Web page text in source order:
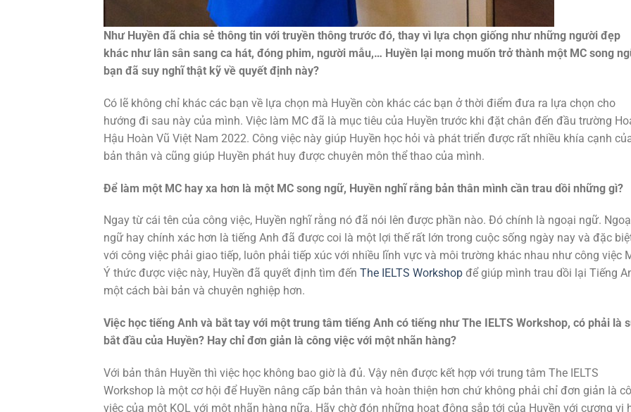
Như Huyền đã chia sẻ thông tin với truyền thông trước đó, thay vì lựa chọn giống như những người đẹp
khác như lân sân sang ca hát, đóng phim, người mẫu,… Huyền lại mong muốn trở thành một MC song
bạn đã suy nghĩ thật kỹ về quyết định này?
Có lẽ không chỉ khác các bạn về lựa chọn mà Huyền còn khác các bạn ở thời điểm đưa ra lựa chọn cho
hướng đi sau này của mình. Việc làm MC đã là mục tiêu của Huyền trước khi đặt chân đến đầu trường
Hậu Hoàn Vũ Việt Nam 2022. Công việc này giúp Huyền học hỏi và phát triển được rất nhiều khía cạnh
bản thân và cũng giúp Huyền phát huy được chuyên môn thể thao của mình.
Để làm một MC hay xa hơn là một MC song ngữ, Huyền nghĩ rằng bản thân mình cần trau dồi những gì?
Ngay từ cái tên của công việc, Huyền nghĩ rằng nó đã nói lên được phần nào. Đó chính là ngoại ngữ.
ngữ hay chính xác hơn là tiếng Anh đã được coi là một lợi thế rất lớn trong cuộc sống ngày nay và đặc
với công việc phải giao tiếp, luôn phải tiếp xúc với nhiều lĩnh vực và môi trường khác nhau như công việc
Ý thức được việc này, Huyền đã quyết định tìm đến The IELTS Workshop để giúp mình trau dồi lại Tiếng
một cách bài bản và chuyên nghiệp hơn.
Việc học tiếng Anh và bắt tay với một trung tâm tiếng Anh có tiếng như The IELTS Workshop, có phải là
bắt đầu của Huyền? Hay chỉ đơn giản là công việc với một nhãn hàng?
Với bản thân Huyền thì việc học không bao giờ là đủ. Vậy nên được kết hợp với trung tâm The IELTS
Workshop là một cơ hội để Huyền nâng cấp bản thân và hoàn thiện hơn chứ không phải chỉ đơn giản là
việc của một KOL với một nhãn hàng nữa. Hãy chờ đón những hoạt động sắp tới của Huyền với cương vị